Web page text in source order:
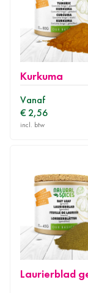
Kurkuma
Vanaf
€ 2,56
Laurierblad